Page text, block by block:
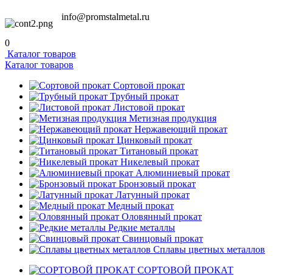
info@promstalmetal.ru
0
Каталог товаров
Каталог товаров
Сортовой прокат
Трубный прокат
Листовой прокат
Метизная продукция
Нержавеющий прокат
Цинковый прокат
Титановый прокат
Никелевый прокат
Алюминиевый прокат
Бронзовый прокат
Латунный прокат
Медный прокат
Оловянный прокат
Редкие металлы
Свинцовый прокат
Сплавы цветных металлов
СОРТОВОЙ ПРОКАТ